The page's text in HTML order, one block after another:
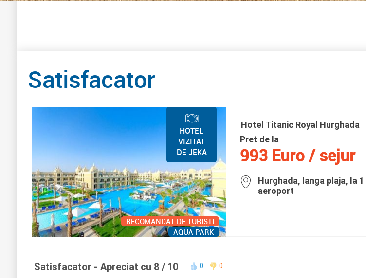
Satisfacator
HOTEL
VIZITAT
DE JEKA
RECOMANDAT DE TURISTI
AQUA PARK
Hotel Titanic Royal Hurghada
Pret de la
993 Euro / sejur
Hurghada, langa plaja, la
aeroport
Satisfacator - Apreciat cu 8 / 10 0 0